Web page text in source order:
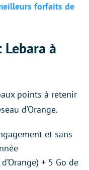
forfaits de
à
points à retenir
d’Orange.
et sans
+ 5 Go de